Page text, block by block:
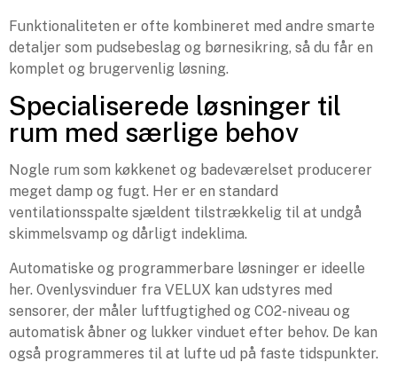
Funktionaliteten er ofte kombineret med andre smarte
detaljer som pudsebeslag og børnesikring, så du får en
komplet og brugervenlig løsning.
Specialiserede løsninger til
rum med særlige behov
Nogle rum som køkkenet og badeværelset producerer
meget damp og fugt. Her er en standard
ventilationsspalte sjældent tilstrækkelig til at undgå
skimmelsvamp og dårligt indeklima.
Automatiske og programmerbare løsninger er ideelle
her. Ovenlysvinduer fra VELUX kan udstyres med
sensorer, der måler luftfugtighed og CO2-niveau og
automatisk åbner og lukker vinduet efter behov. De kan
også programmeres til at lufte ud på faste tidspunkter.